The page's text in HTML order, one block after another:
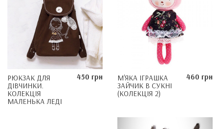
РЮКЗАК ДЛЯ
ДІВЧИНКИ.
КОЛЕКЦІЯ
МАЛЕНЬКА ЛЕДІ
450 грн
М'ЯКА ІГРАШКА
ЗАЙЧИК В СУКНІ
(КОЛЕКЦІЯ 2)
460 грн